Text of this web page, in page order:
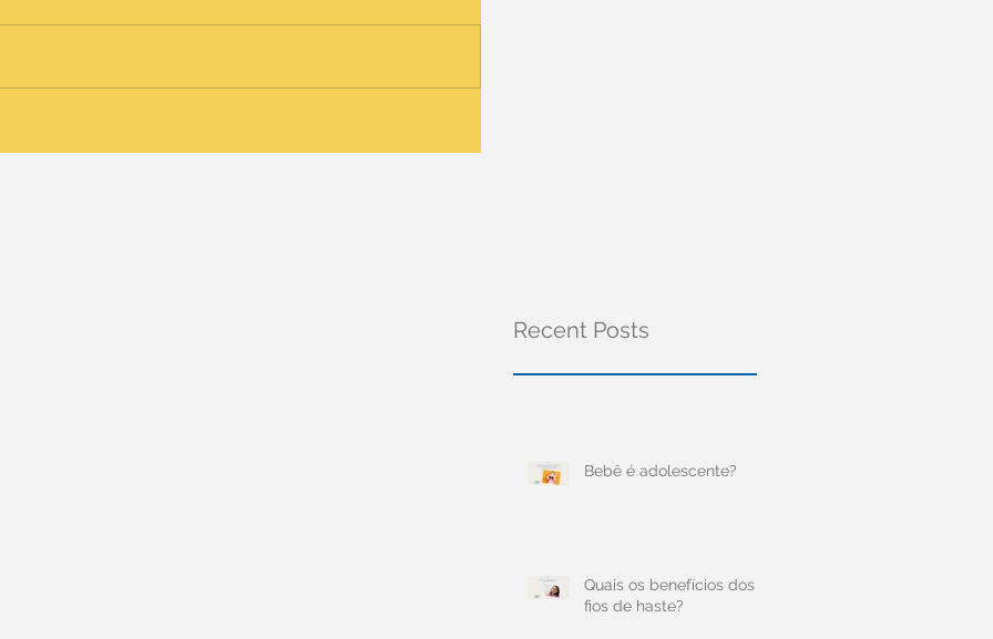
Recent Posts
Bebê é adolescente?
Quais os benefícios dos
fios de haste?